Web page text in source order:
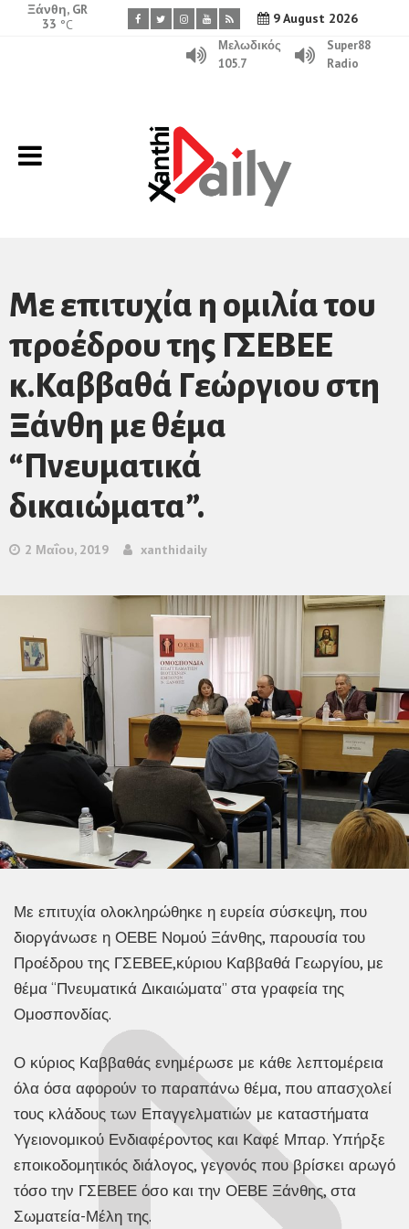
9 August 2026
Ξάνθη, GR
33 °C
Μελωδικός
105.7
Super88
Radio
Με επιτυχία η ομιλία του
προέδρου της ΓΣΕΒΕΕ
κ.Καββαθά Γεώργιου στη
Ξάνθη με θέμα
“Πνευματικά
δικαιώματα”.
2 Μαΐου, 2019 xanthidaily
Με επιτυχία ολοκληρώθηκε η ευρεία σύσκεψη, που
διοργάνωσε η ΟΕΒΕ Νομού Ξάνθης, παρουσία του
Προέδρου της ΓΣΕΒΕΕ,κύριου Καββαθά Γεωργίου, με
θέμα “Πνευματικά Δικαιώματα” στα γραφεία της
Ομοσπονδίας.
Ο κύριος Καββαθάς ενημέρωσε με κάθε λεπτομέρεια
όλα όσα αφορούν το παραπάνω θέμα, που απασχολεί
τους κλάδους των Επαγγελματιών με καταστήματα
Υγειονομικού Ενδιαφέροντος και Καφέ Μπαρ. Υπήρξε
εποικοδομητικός διάλογος, γεγονός που βρίσκει αρωγό
τόσο την ΓΣΕΒΕΕ όσο και την ΟΕΒΕ Ξάνθης, στα
Σωματεία-Μέλη της.